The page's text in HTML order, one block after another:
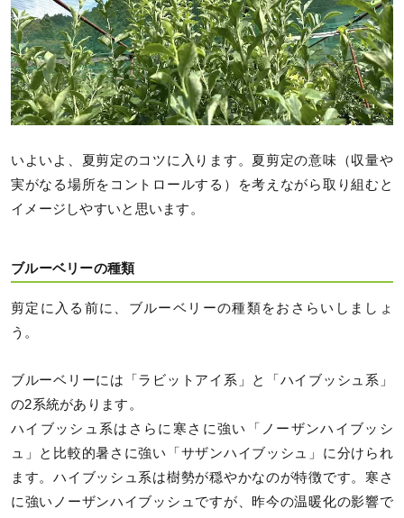
いよいよ、夏剪定のコツに入ります。夏剪定の意味（収量や
実がなる場所をコントロールする）を考えながら取り組むと
イメージしやすいと思います。
ブルーベリーの種類
剪定に入る前に、ブルーベリーの種類をおさらいしましょ
う。
ブルーベリーには「ラビットアイ系」と「ハイブッシュ系」
の2系統があります。
ハイブッシュ系はさらに寒さに強い「ノーザンハイブッシ
ュ」と比較的暑さに強い「サザンハイブッシュ」に分けられ
ます。ハイブッシュ系は樹勢が穏やかなのが特徴です。寒さ
に強いノーザンハイブッシュですが、昨今の温暖化の影響で